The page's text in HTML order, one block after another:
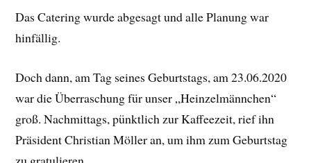
Das Catering wurde abgesagt und alle Planung war
hinfällig.
Doch dann, am Tag seines Geburtstags, am 23.06.2020
war die Überraschung für unser „Heinzelmännchen“
groß. Nachmittags, pünktlich zur Kaffeezeit, rief ihn
Präsident Christian Möller an, um ihm zum Geburtstag